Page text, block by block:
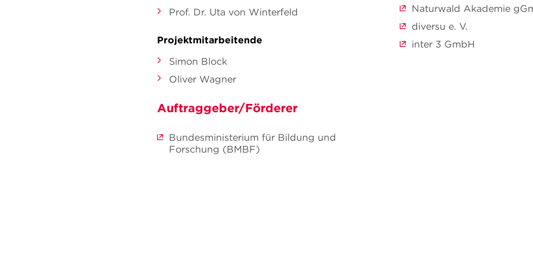
Prof. Dr. Uta von Winterfeld
Projektmitarbeitende
Simon Block
Oliver Wagner
Auftraggeber/Förderer
Bundesministerium für Bildung und
Forschung (BMBF)
Naturwald Akademie
diversu e. V.
inter 3 GmbH